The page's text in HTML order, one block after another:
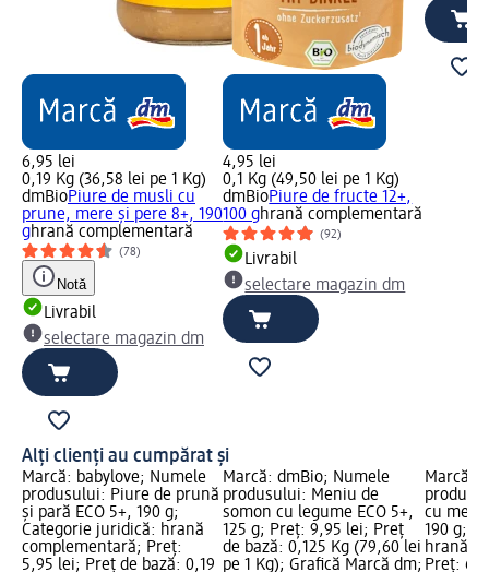
6,95 lei
0,19 Kg (36,58 lei pe 1 Kg)
dmBioPiure de musli cu
prune, mere și pere 8+, 190
ghrană complementară
(78)
Notă
Livrabil
selectare magazin dm
4,95 lei
0,1 Kg (49,50 lei pe 1 Kg)
dmBioPiure de fructe 12+,
100 ghrană complementară
(92)
Livrabil
selectare magazin dm
Alți clienți au cumpărat și
Marcă: babylove; Numele
produsului: Piure de prună
și pară ECO 5+, 190 g;
Categorie juridică: hrană
complementară; Preț:
5,95 lei; Preț de bază: 0,19
Marcă: dmBio; Numele
produsului: Meniu de
somon cu legume ECO 5+,
125 g; Preț: 9,95 lei; Preț
de bază: 0,125 Kg (79,60 lei
pe 1 Kg); Grafică Marcă dm;
Marcă:
cu mere
190 g;
hrană
Preț: